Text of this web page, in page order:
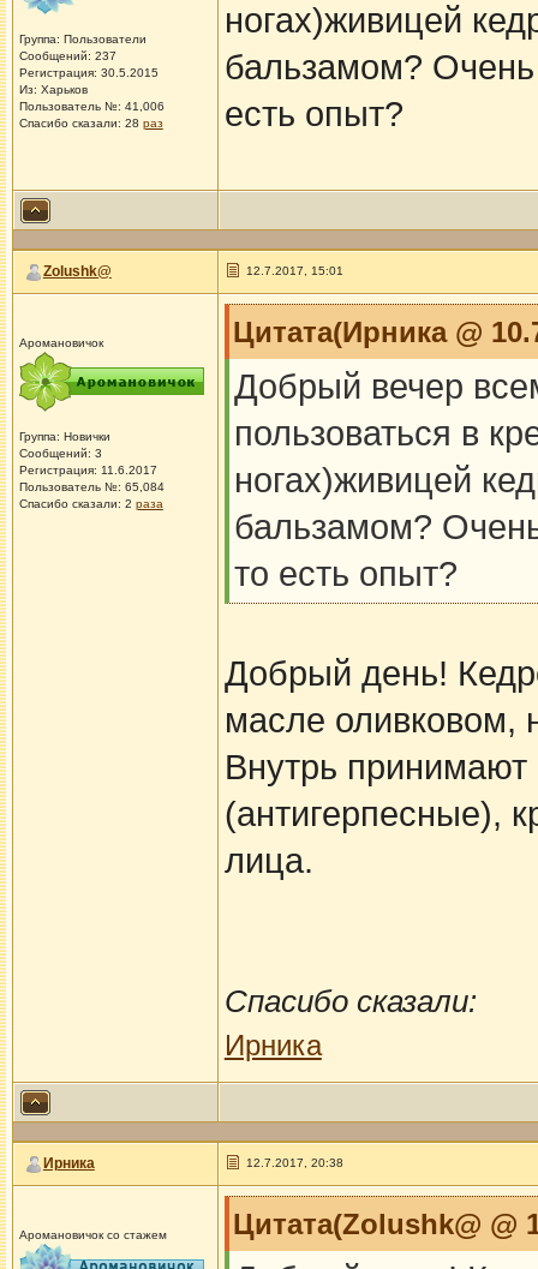
Группа: Пользователи
Сообщений: 237
Регистрация: 30.5.2015
Из: Харьков
Пользователь №: 41,006
Спасибо сказали: 28 раз
ногах)живицей
бальзамом? Очень
есть опыт?
Zolushk@ 12.7.2017, 15:01
Аромановичок
Группа: Новички
Сообщений: 3
Регистрация: 11.6.2017
Пользователь №: 65,084
Спасибо сказали: 2 раза
Цитата(Ирника @
Добрый вечер
пользоваться в
ногах)живицей
бальзамом?
то есть опыт?
Добрый день!
масле оливковом,
Внутрь
(антигерпесные),
лица.
Спасибо сказали:
Ирника
Ирника 12.7.2017, 20:38
Аромановичок со стажем Цитата(Zolushk@ @